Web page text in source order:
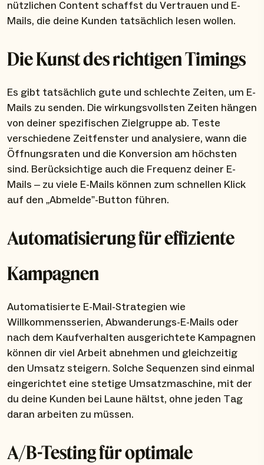
nützlichen Content schaffst du Vertrauen und E-
Mails, die deine Kunden tatsächlich lesen wollen.
Die Kunst des richtigen Timings
Es gibt tatsächlich gute und schlechte Zeiten, um E-
Mails zu senden. Die wirkungsvollsten Zeiten hängen
von deiner spezifischen Zielgruppe ab. Teste
verschiedene Zeitfenster und analysiere, wann die
Öffnungsraten und die Konversion am höchsten
sind. Berücksichtige auch die Frequenz deiner E-
Mails – zu viele E-Mails können zum schnellen Klick
auf den „Abmelde”-Button führen.
Automatisierung für effiziente
Kampagnen
Automatisierte E-Mail-Strategien wie
Willkommensserien, Abwanderungs-E-Mails oder
nach dem Kaufverhalten ausgerichtete Kampagnen
können dir viel Arbeit abnehmen und gleichzeitig
den Umsatz steigern. Solche Sequenzen sind einmal
eingerichtet eine stetige Umsatzmaschine, mit der
du deine Kunden bei Laune hältst, ohne jeden Tag
daran arbeiten zu müssen.
A/B-Testing für optimale